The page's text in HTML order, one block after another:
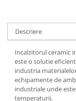
Descriere
Incalzitorul ceramic
este o solutie
industria
echipamente de
industriale unde
temperaturii.